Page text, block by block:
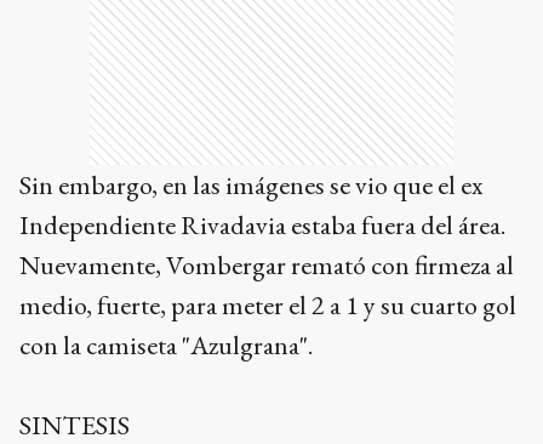
Sin embargo, en las imágenes se vio que el ex
Independiente Rivadavia estaba fuera del área.
Nuevamente, Vombergar remató con firmeza al
medio, fuerte, para meter el 2 a 1 y su cuarto gol
con la camiseta "Azulgrana".
SINTESIS